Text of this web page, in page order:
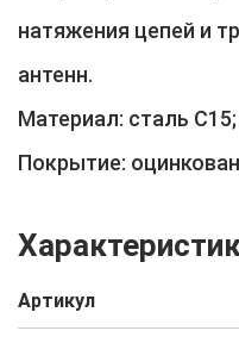
натяжения цепей и
антенн.
Материал: сталь
Покрытие:
Артикул